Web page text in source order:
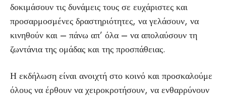
δοκιμάσουν τις δυνάμεις τους σε ευχάριστες και
προσαρμοσμένες δραστηριότητες, να γελάσουν, να
κινηθούν και – πάνω απ’ όλα – να απολαύσουν τη
ζωντάνια της ομάδας και της προσπάθειας.
Η εκδήλωση είναι ανοιχτή στο κοινό και προσκαλούμε
όλους να έρθουν να χειροκροτήσουν, να ενθαρρύνουν